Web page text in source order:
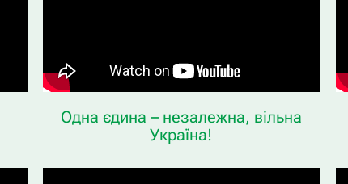
Одна єдина – незалежна, вільна
Україна!